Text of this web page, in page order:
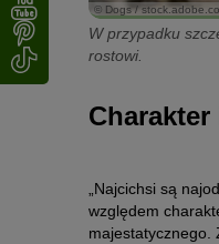
© Dogs /
W przypadku
rostowi.
„Najcichsi są
względem
majestatycznego.